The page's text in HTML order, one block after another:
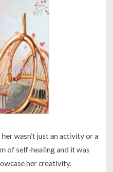
wasn’t just an activity or a
of self-healing and it was
her creativity.